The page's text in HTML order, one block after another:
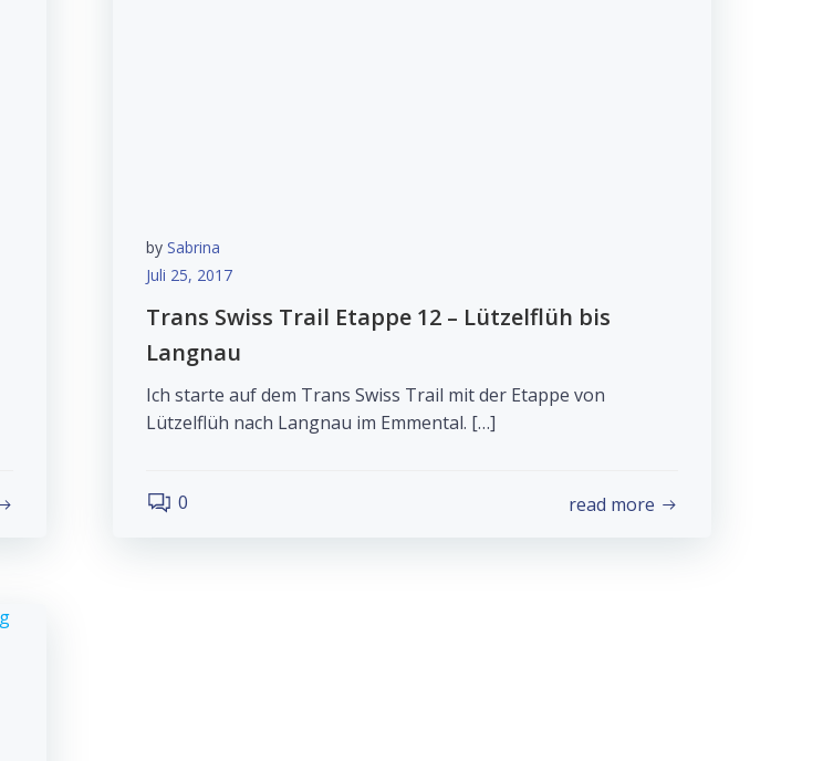
by Sabrina
Juli 25, 2017
Trans Swiss Trail Etappe 12 – Lützelflüh bis
Langnau
Ich starte auf dem Trans Swiss Trail mit der Etappe von
Lützelflüh nach Langnau im Emmental. […]
0 read more